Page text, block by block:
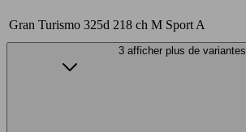
Gran Turismo 325d 218 ch M Sport A
3 afficher plus de variantes